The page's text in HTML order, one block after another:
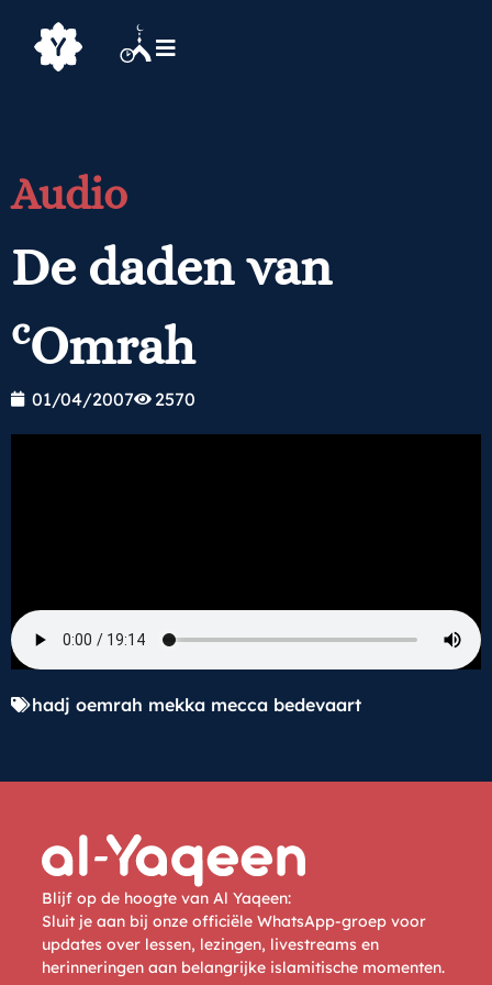
Audio
De daden van
cOmrah
01/04/2007 2570
hadj oemrah mekka mecca bedevaart
Blijf op de hoogte van Al Yaqeen:
Sluit je aan bij onze officiële WhatsApp-groep voor
updates over lessen, lezingen, livestreams en
herinneringen aan belangrijke islamitische momenten.